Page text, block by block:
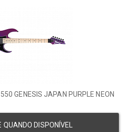
GENESIS JAPAN PURPLE NEON
DISPONÍVEL